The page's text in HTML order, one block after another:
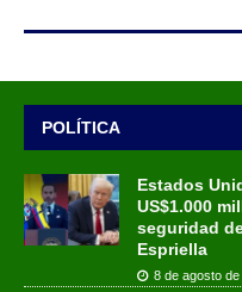
POLÍTICA
Estados
US$1.000
seguridad
Espriella
8 de agosto de